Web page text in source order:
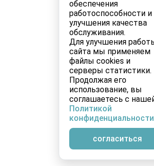
обеспечения
работоспособности и
улучшения качества
обслуживания.
Для улучшения
сайта мы применяем
файлы cookies и
серверы статистики.
Продолжая его
использование, вы
соглашаетесь с
Политикой
конфиденциальности
согласиться